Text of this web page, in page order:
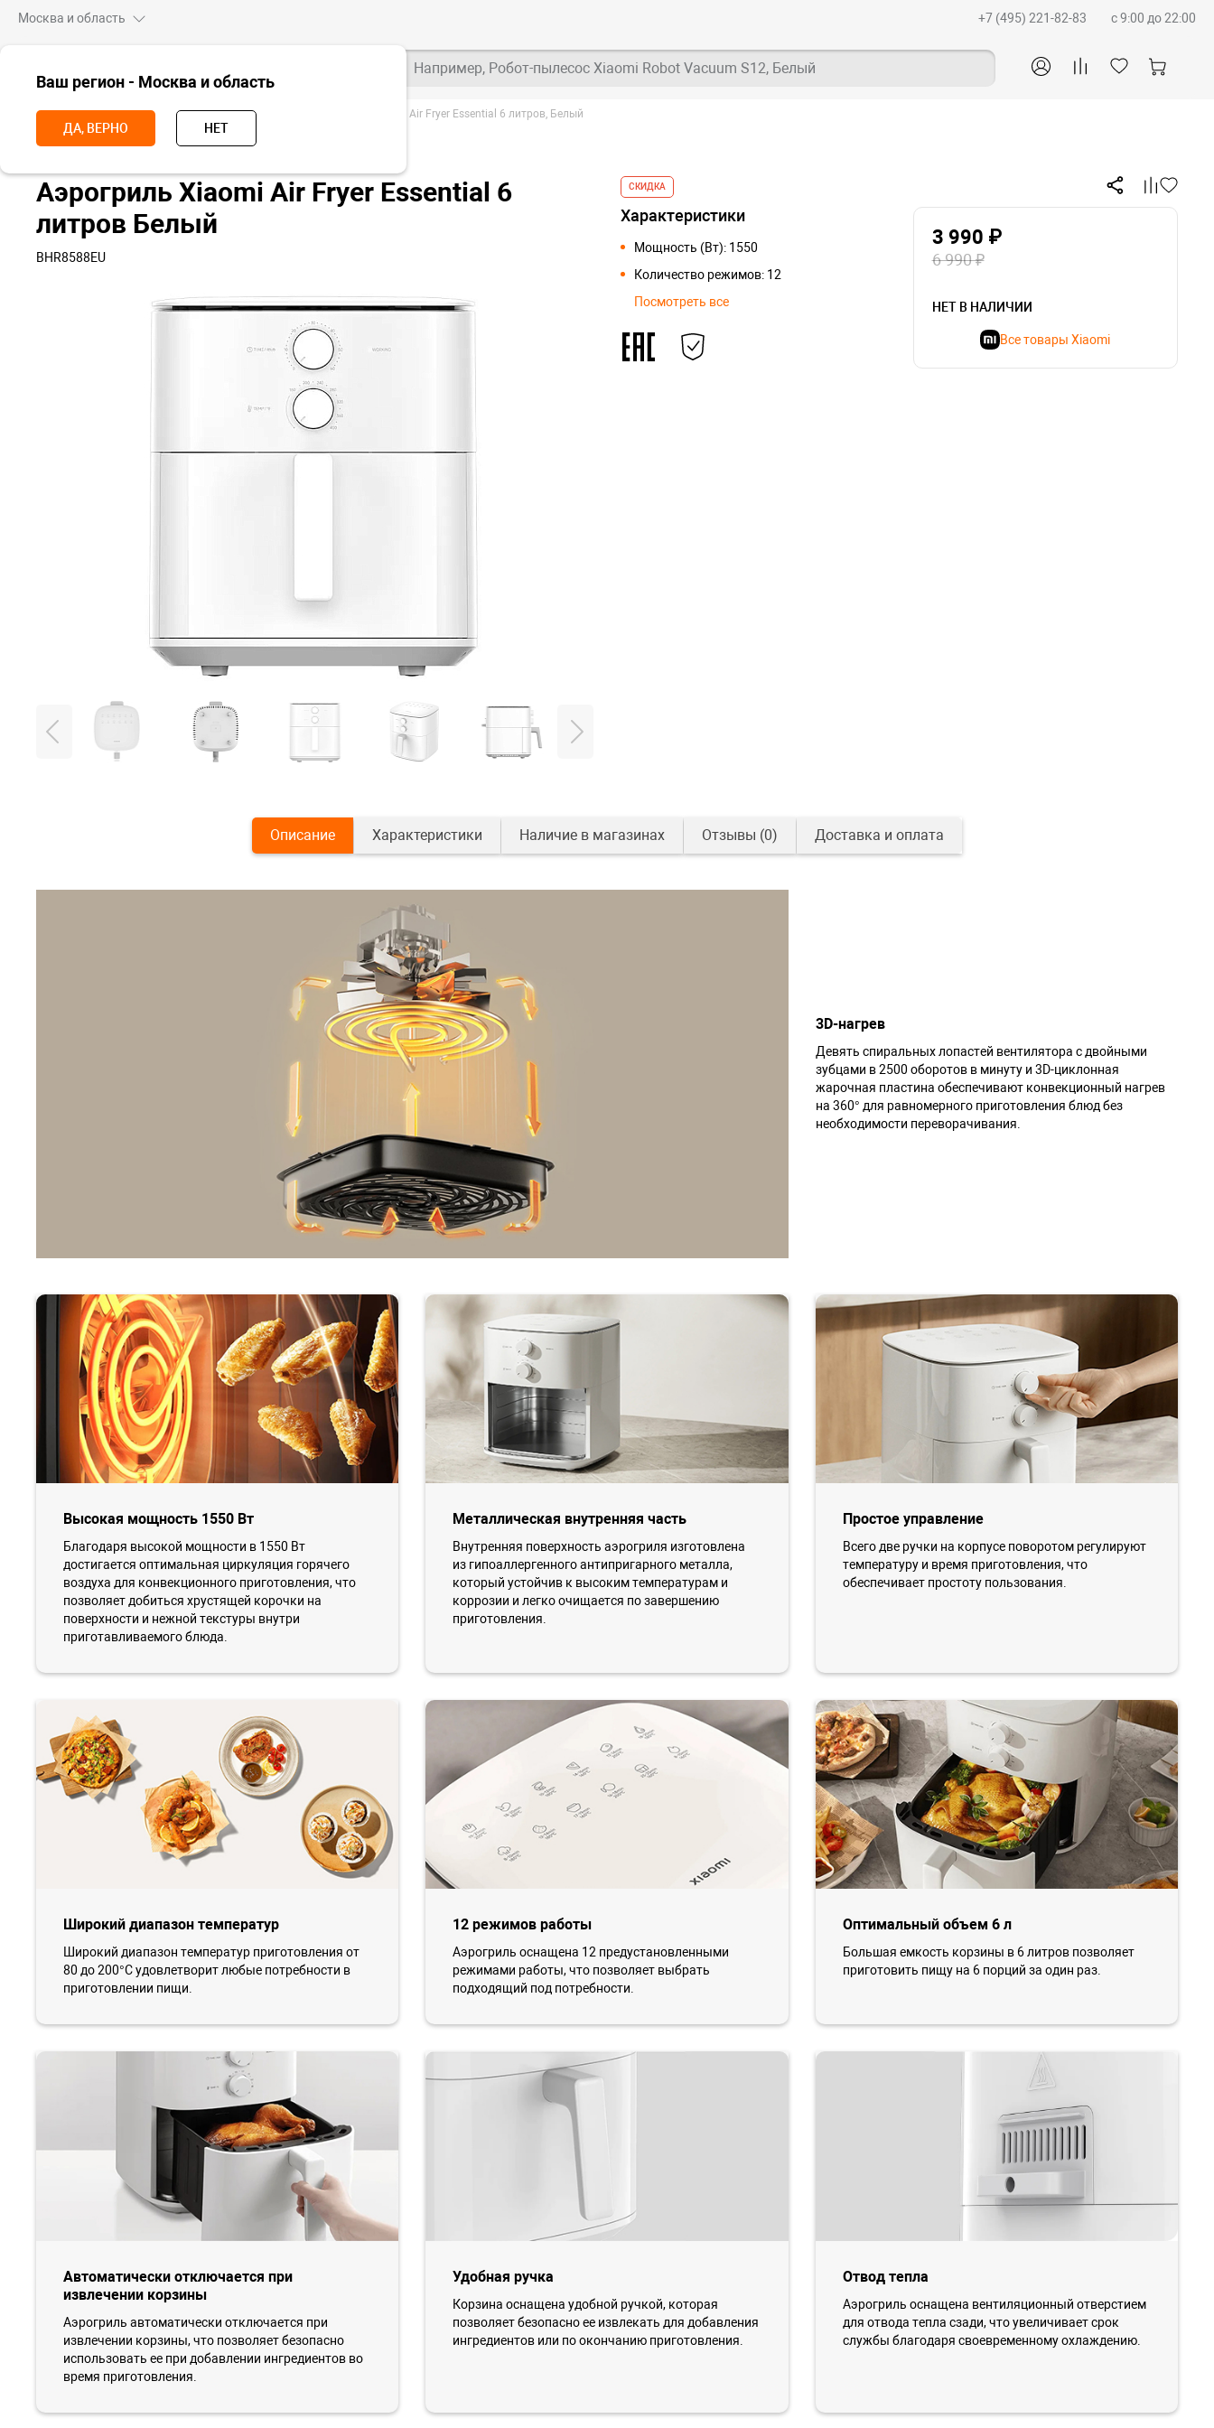
Москва и область
Ваш регион - Москва и область
ДА, ВЕРНО НЕТ
+7 (495) 221-82-83 c 9:00 до 22:00
Например, Робот-пылесос Xiaomi Robot Vacuum S12, Белый
Главная Для дома Для кухни Аэрогрили Аэрогриль Xiaomi Air Fryer Essential 6 литров, Белый
Аэрогриль Xiaomi Air Fryer Essential 6
литров Белый
BHR8588EU
СКИДКА
Характеристики
Мощность (Вт): 1550
Количество режимов: 12
Посмотреть все
3 990 ₽
6 990 ₽
НЕТ В НАЛИЧИИ
Все товары Xiaomi
Описание Характеристики Наличие в магазинах Отзывы (0) Доставка и оплата
3D-нагрев
Девять спиральных лопастей вентилятора с двойными
зубцами в 2500 оборотов в минуту и 3D-циклонная
жарочная пластина обеспечивают конвекционный нагрев
на 360° для равномерного приготовления блюд без
необходимости переворачивания.
Высокая мощность 1550 Вт
Благодаря высокой мощности в 1550 Вт
достигается оптимальная циркуляция горячего
воздуха для конвекционного приготовления, что
позволяет добиться хрустящей корочки на
поверхности и нежной текстуры внутри
приготавливаемого блюда.
Металлическая внутренняя часть
Внутренняя поверхность аэрогриля изготовлена
из гипоаллергенного антипригарного металла,
который устойчив к высоким температурам и
коррозии и легко очищается по завершению
приготовления.
Простое управление
Всего две ручки на корпусе поворотом регулируют
температуру и время приготовления, что
обеспечивает простоту пользования.
Широкий диапазон температур
Широкий диапазон температур приготовления от
80 до 200°C удовлетворит любые потребности в
приготовлении пищи.
12 режимов работы
Аэрогриль оснащена 12 предустановленными
режимами работы, что позволяет выбрать
подходящий под потребности.
Оптимальный объем 6 л
Большая емкость корзины в 6 литров позволяет
приготовить пищу на 6 порций за один раз.
Автоматически отключается при
извлечении корзины
Аэрогриль автоматически отключается при
извлечении корзины, что позволяет безопасно
использовать ее при добавлении ингредиентов во
время приготовления.
Удобная ручка
Корзина оснащена удобной ручкой, которая
позволяет безопасно ее извлекать для добавления
ингредиентов или по окончанию приготовления.
Отвод тепла
Аэрогриль оснащена вентиляционный отверстием
для отвода тепла сзади, что увеличивает срок
службы благодаря своевременному охлаждению.